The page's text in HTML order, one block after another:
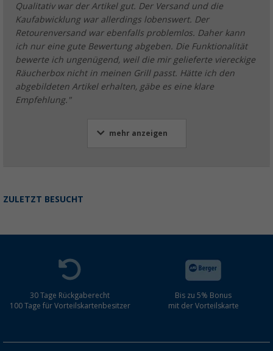
Qualitativ war der Artikel gut. Der Versand und die
Kaufabwicklung war allerdings lobenswert. Der
Retourenversand war ebenfalls problemlos. Daher kann
ich nur eine gute Bewertung abgeben. Die Funktionalität
bewerte ich ungenügend, weil die mir gelieferte viereckige
Räucherbox nicht in meinen Grill passt. Hätte ich den
abgebildeten Artikel erhalten, gäbe es eine klare
Empfehlung."
mehr anzeigen
ZULETZT BESUCHT
30 Tage Rückgaberecht
100 Tage für Vorteilskartenbesitzer
Bis zu 5% Bonus
mit der Vorteilskarte